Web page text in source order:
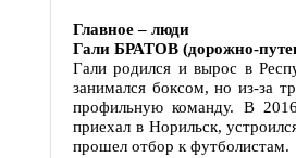
Главное – люди
Гали БРАТОВ (дорожно-
Гали родился и вырос в
занимался боксом, но из-за
профильную команду. В
приехал в Норильск,
прошел отбор к футболистам.